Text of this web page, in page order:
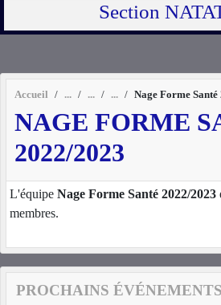
Section
Accueil Nage Forme Santé
NAGE FORME
2022/2023
L'équipe Nage Forme Santé 2022/2023
membres.
PROCHAINS ÉVÉNEMENTS